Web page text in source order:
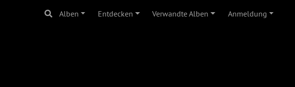
Alben Entdecken Verwandte Alben Anmeldung